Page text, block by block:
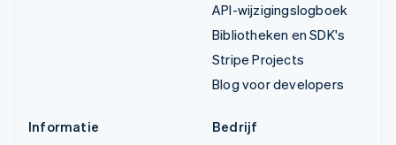
API-wijzigingslogboek
Bibliotheken en SDK's
Stripe Projects
Blog voor developers
Informatie
Bedrijf